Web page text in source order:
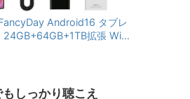
Android16 タブレ
24GB+64GB+1TB拡張 WiFi
守護 IPS画面 日本語説明書
しっかり聴こえ